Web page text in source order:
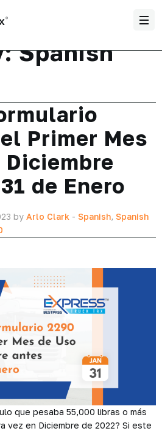
Spanish
Primer Mes
Diciembre
de Enero
by Arlo Clark - Spanish, Spanish
que pesaba 55,000 libras o más
vez en Diciembre de 2022? Si este